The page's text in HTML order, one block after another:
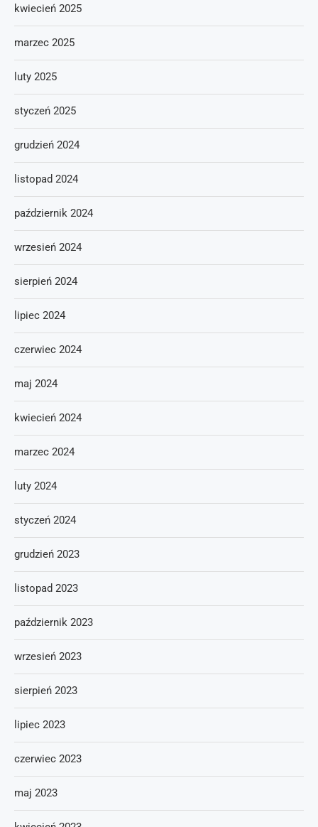
kwiecień 2025
marzec 2025
luty 2025
styczeń 2025
grudzień 2024
listopad 2024
październik 2024
wrzesień 2024
sierpień 2024
lipiec 2024
czerwiec 2024
maj 2024
kwiecień 2024
marzec 2024
luty 2024
styczeń 2024
grudzień 2023
listopad 2023
październik 2023
wrzesień 2023
sierpień 2023
lipiec 2023
czerwiec 2023
maj 2023